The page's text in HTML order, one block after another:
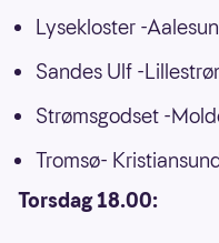
Lysekloster -
Sandes Ulf -
Strømsgodset -
Tromsø-
Torsdag 18.00: